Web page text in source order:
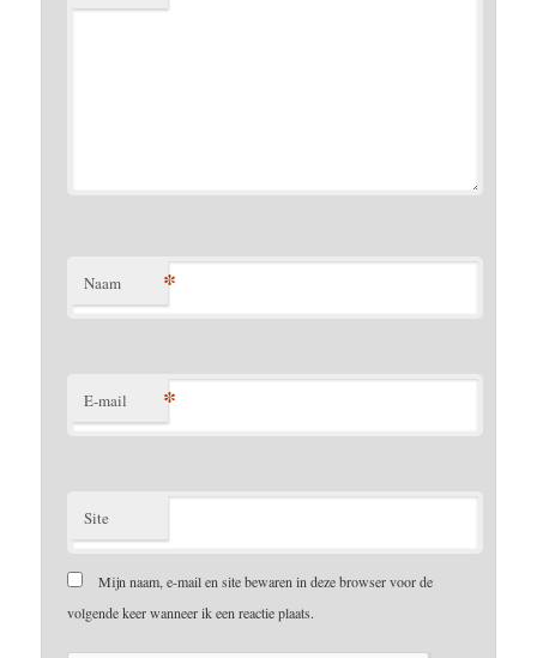
Naam *
E-mail *
Site
Mijn naam, e-mail en site bewaren in deze browser voor de
volgende keer wanneer ik een reactie plaats.